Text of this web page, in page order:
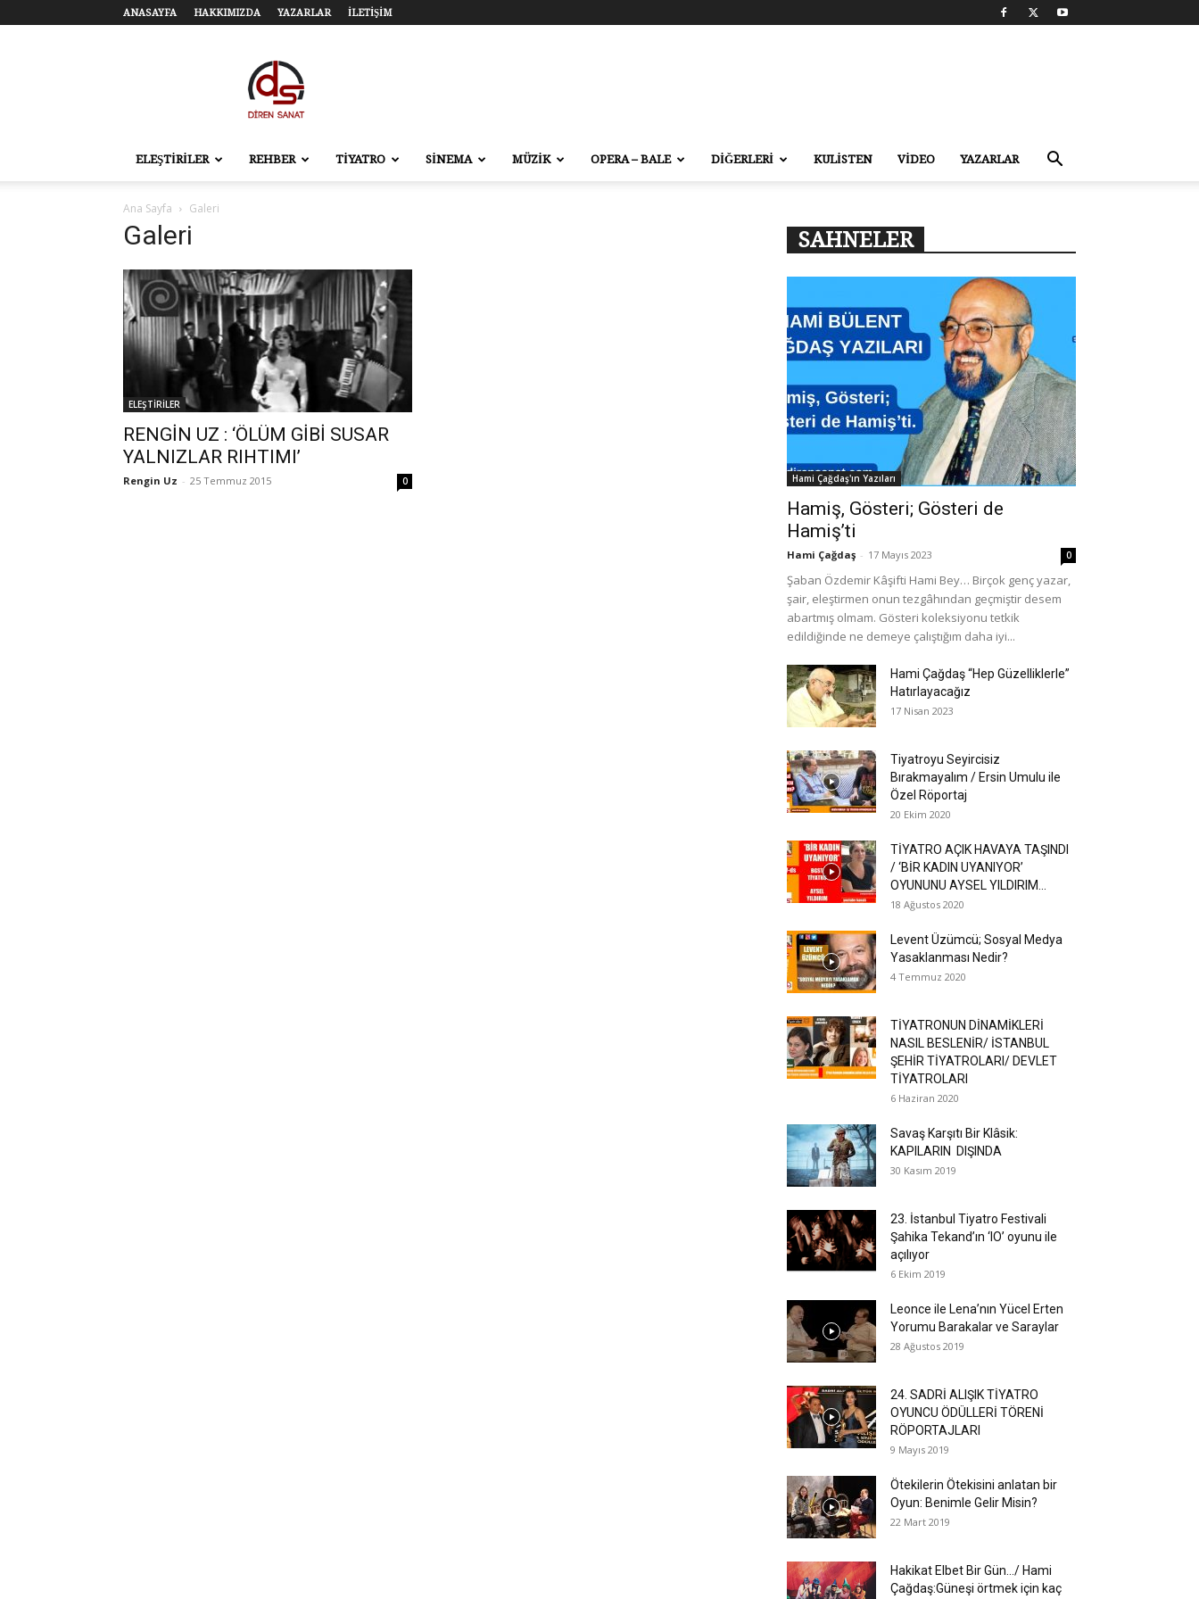
ANASAYFA HAKKIMIZDA YAZARLAR İLETİŞİM
Diren
Sanat
–
Tiyatro,
Sahne
ELEŞTİRİLER REHBER TİYATRO SİNEMA MÜZİK OPERA – BALE DİĞERLERİ KULİSTEN VİDEO YAZARLAR
Ana Sayfa Galeri
Galeri
ELEŞTİRİLER
RENGİN UZ : ‘ÖLÜM GİBİ SUSAR
YALNIZLAR RIHTIMI’
Rengin Uz - 25 Temmuz 2015 0
SAHNELER
Hami Çağdaş'ın Yazıları
Hamiş, Gösteri; Gösteri de
Hamiş’ti
Hami Çağdaş - 17 Mayıs 2023 0
Şaban Özdemir Kâşifti Hami Bey… Birçok genç yazar,
şair, eleştirmen onun tezgâhından geçmiştir desem
abartmış olmam. Gösteri koleksiyonu tetkik
edildiğinde ne demeye çalıştığım daha iyi...
Hami Çağdaş “Hep Güzelliklerle”
Hatırlayacağız
17 Nisan 2023
Tiyatroyu Seyircisiz
Bırakmayalım / Ersin Umulu ile
Özel Röportaj
20 Ekim 2020
TİYATRO AÇIK HAVAYA TAŞINDI
/ ‘BİR KADIN UYANIYOR’
OYUNUNU AYSEL YILDIRIM...
18 Ağustos 2020
Levent Üzümcü; Sosyal Medya
Yasaklanması Nedir?
4 Temmuz 2020
TİYATRONUN DİNAMİKLERİ
NASIL BESLENİR/ İSTANBUL
ŞEHİR TİYATROLARI/ DEVLET
TİYATROLARI
6 Haziran 2020
Savaş Karşıtı Bir Klâsik:
KAPILARIN DIŞINDA
30 Kasım 2019
23. İstanbul Tiyatro Festivali
Şahika Tekand’ın ‘IO’ oyunu ile
açılıyor
6 Ekim 2019
Leonce ile Lena’nın Yücel Erten
Yorumu Barakalar ve Saraylar
28 Ağustos 2019
24. SADRİ ALIŞIK TİYATRO
OYUNCU ÖDÜLLERİ TÖRENİ
RÖPORTAJLARI
9 Mayıs 2019
Ötekilerin Ötekisini anlatan bir
Oyun: Benimle Gelir Misin?
22 Mart 2019
Hakikat Elbet Bir Gün…/ Hami
Çağdaş:Güneşi örtmek için kaç